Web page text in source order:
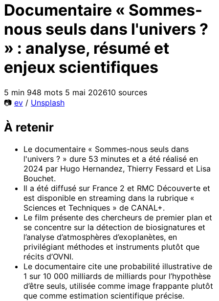
Documentaire « Sommes-
nous seuls dans l'univers ?
» : analyse, résumé et
enjeux scientifiques
5 min 948 mots 5 mai 202610 sources
📷 ev / Unsplash
À retenir
Le documentaire « Sommes-nous seuls dans
l'univers ? » dure 53 minutes et a été réalisé en
2024 par Hugo Hernandez, Thierry Fessard et Lisa
Bouchet.
Il a été diffusé sur France 2 et RMC Découverte et
est disponible en streaming dans la rubrique «
Sciences et Techniques » de CANAL+.
Le film présente des chercheurs de premier plan et
se concentre sur la détection de biosignatures et
l’analyse d’atmosphères d’exoplanètes, en
privilégiant méthodes et instruments plutôt que
récits d’OVNI.
Le documentaire cite une probabilité illustrative de
1 sur 10 000 milliards de milliards pour l’hypothèse
d’être seuls, utilisée comme image frappante plutôt
que comme estimation scientifique précise.